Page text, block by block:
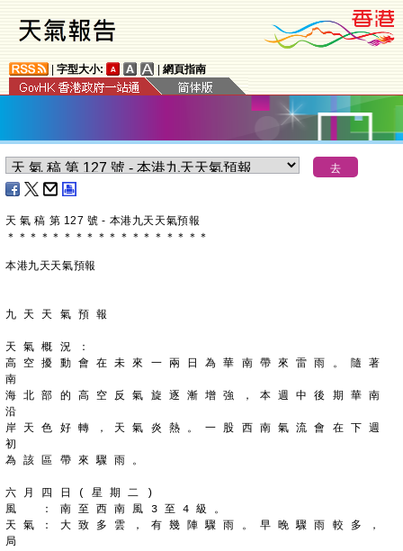
字型大小: 網頁指南
天 氣 稿 第 127 號 - 本港九天天氣預報
＊ ＊ ＊ ＊ ＊ ＊ ＊ ＊ ＊ ＊ ＊ ＊ ＊ ＊ ＊ ＊ ＊ ＊
本港九天天氣預報
九 天 天 氣 預 報
天 氣 概 況 ：
高 空 擾 動 會 在 未 來 一 兩 日 為 華 南 帶 來 雷 雨 。 隨 著
南
海 北 部 的 高 空 反 氣 旋 逐 漸 增 強 ， 本 週 中 後 期 華 南
沿
岸 天 色 好 轉 ， 天 氣 炎 熱 。 一 股 西 南 氣 流 會 在 下 週
初
為 該 區 帶 來 驟 雨 。
六 月 四 日 ( 星 期 二 )
風 　 ： 南 至 西 南 風 3 至 4 級 。
天 氣 ： 大 致 多 雲 ， 有 幾 陣 驟 雨 。 早 晚 驟 雨 較 多 ，
局